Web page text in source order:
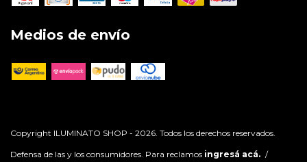
Medios de envío
Copyright ILUMINATO SHOP - 2026. Todos los derechos reservados.
Defensa de las y los consumidores. Para reclamos ingresá acá. /